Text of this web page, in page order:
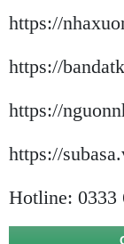
https://
https://
https://
https://
Hotline: 0333